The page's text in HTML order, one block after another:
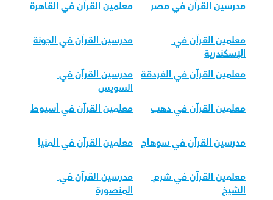
مدرسين القرآن في مصر
معلمين القرآن في القاهرة
معلمين القرآن في
الإسكندرية
مدرسين القرآن في الجونة
معلمين القرآن في الغردقة
مدرسين القرآن في
السويس
معلمين القرآن في دهب
معلمين القرآن في أسيوط
مدرسين القرآن في سوهاج معلمين القرآن في المنيا
معلمين القرآن في شرم
الشيخ
مدرسين القرآن في
المنصورة